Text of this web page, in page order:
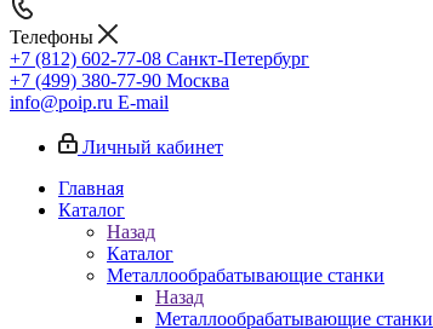
Телефоны
+7 (812) 602-77-08 Санкт-Петербург
+7 (499) 380-77-90 Москва
info@poip.ru E-mail
Личный кабинет
Главная
Каталог
Назад
Каталог
Металлообрабатывающие станки
Назад
Металлообрабатывающие станки